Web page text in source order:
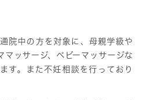
院中の方を対象に、母親学級や
マッサージ、ベビーマッサージな
す。また不妊相談 を行っており